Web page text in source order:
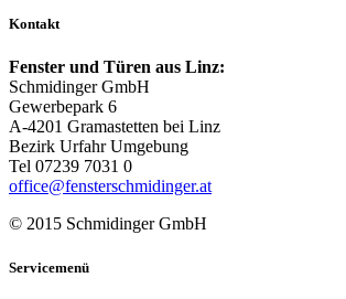
Kontakt
Fenster und Türen aus Linz:
Schmidinger GmbH
Gewerbepark 6
A-4201 Gramastetten bei Linz
Bezirk Urfahr Umgebung
Tel 07239 7031 0
office@fensterschmidinger.at
© 2015 Schmidinger GmbH
Servicemenü